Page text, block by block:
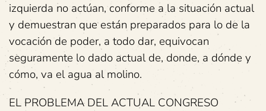
izquierda no actúan, conforme a la situación actual
y demuestran que están preparados para lo de la
vocación de poder, a todo dar, equivocan
seguramente lo dado actual de, donde, a dónde y
cómo, va el agua al molino.
EL PROBLEMA DEL ACTUAL CONGRESO